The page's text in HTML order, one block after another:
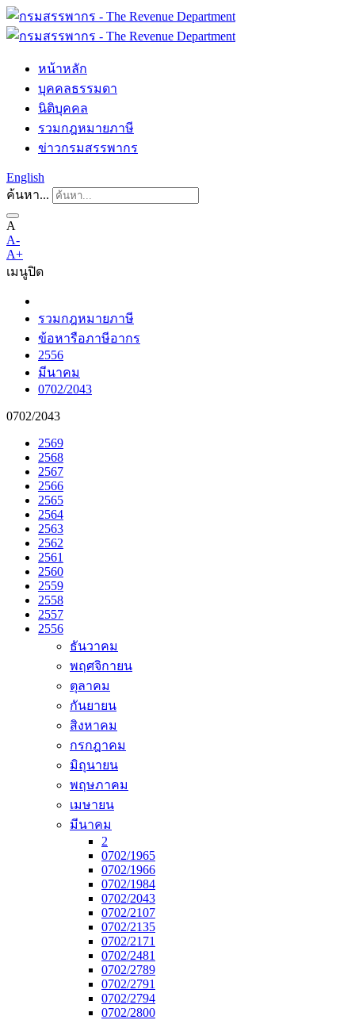
หน้าหลัก
บุคคลธรรมดา
นิติบุคคล
รวมกฎหมายภาษี
ข่าวกรมสรรพากร
English
ค้นหา...
A
A-
A+
เมนูปิด
รวมกฎหมายภาษี
ข้อหารือภาษีอากร
2556
มีนาคม
0702/2043
0702/2043
2569
2568
2567
2566
2565
2564
2563
2562
2561
2560
2559
2558
2557
2556
ธันวาคม
พฤศจิกายน
ตุลาคม
กันยายน
สิงหาคม
กรกฎาคม
มิถุนายน
พฤษภาคม
เมษายน
มีนาคม
2
0702/1965
0702/1966
0702/1984
0702/2043
0702/2107
0702/2135
0702/2171
0702/2481
0702/2789
0702/2791
0702/2794
0702/2800